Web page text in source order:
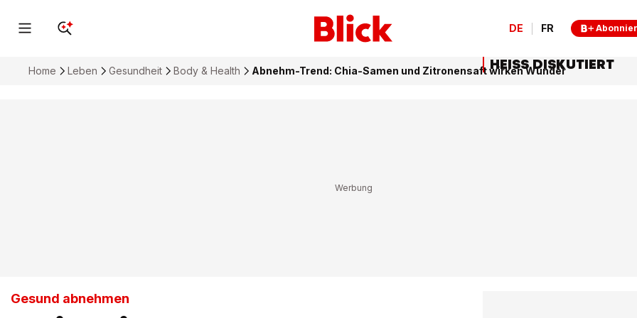
DE FR
Home Leben Gesundheit Body & Health Abnehm-Trend: Chia-Samen und Zitronensaft wirken Wunder
Gesund abnehmen
HEISS DISKUTIERT